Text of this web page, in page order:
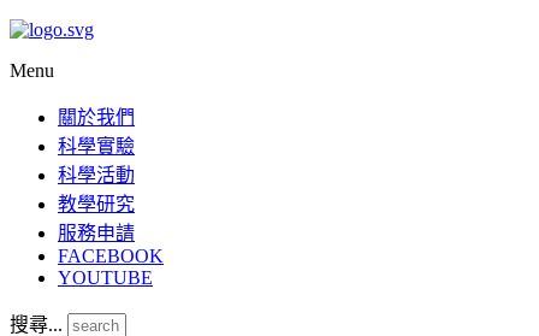
Menu
關於我們
科學實驗
科學活動
教學研究
服務申請
FACEBOOK
YOUTUBE
搜尋...